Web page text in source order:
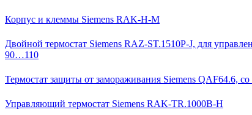
Корпус и клеммы Siemens RAK-H-M
Двойной термостат Siemens RAZ-ST.1510P-J, для
90…110
Термостат защиты от замораживания Siemens QAF64.6,
Управляющий термостат Siemens RAK-TR.1000B-H